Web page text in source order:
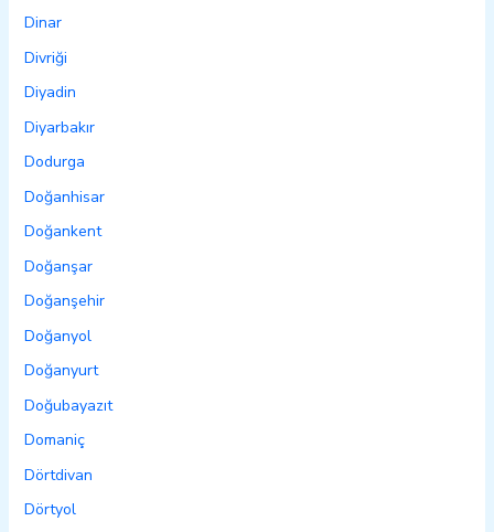
Dinar
Divriği
Diyadin
Diyarbakır
Dodurga
Doğanhisar
Doğankent
Doğanşar
Doğanşehir
Doğanyol
Doğanyurt
Doğubayazıt
Domaniç
Dörtdivan
Dörtyol